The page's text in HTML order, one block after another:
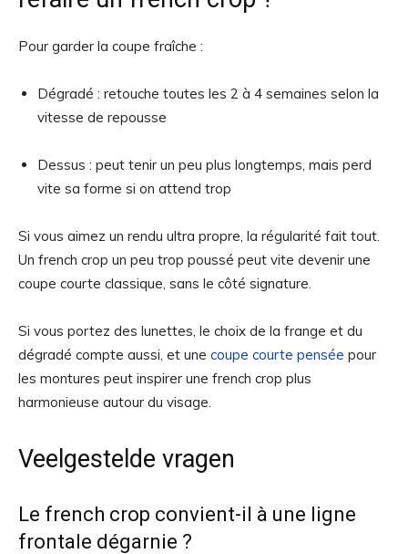
Pour garder la coupe fraîche :
Dégradé : retouche toutes les 2 à 4 semaines selon la
vitesse de repousse
Dessus : peut tenir un peu plus longtemps, mais perd
vite sa forme si on attend trop
Si vous aimez un rendu ultra propre, la régularité fait tout.
Un french crop un peu trop poussé peut vite devenir une
coupe courte classique, sans le côté signature.
Si vous portez des lunettes, le choix de la frange et du
dégradé compte aussi, et une coupe courte pensée pour
les montures peut inspirer une french crop plus
harmonieuse autour du visage.
Veelgestelde vragen
Le french crop convient-il à une ligne
frontale dégarnie ?